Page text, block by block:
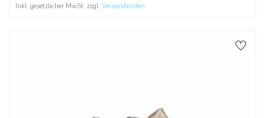
Inkl. gesetzlicher MwSt. zzgl. Versandkosten